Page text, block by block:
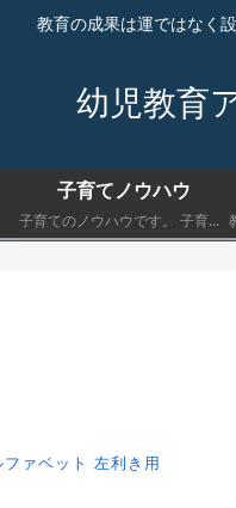
教育の成果は運ではなく
幼児教育
子育てノウハウ
子育てのノウハウです。 子育てにおいて最低限知っておくべきことを書きます。
ファベット 左利き用